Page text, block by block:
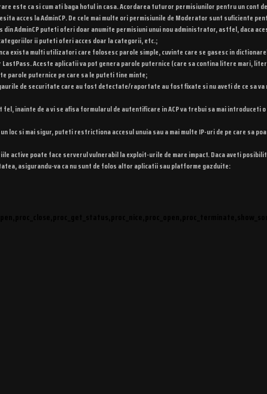
este ca si cum ati baga hotul in casa. Acordarea tuturor permisiunilor pentru un
acces la AdminCP. De cele mai multe ori permisiunile de Moderator sunt suficiente
AdminCP puteti oferi doar anumite permisiuni unui nou administrator, astfel, daca
ii puteti oferi acces doar la categorii, etc.;
exista multi utilizatori care folosesc parole simple, cuvinte care se gasesc in
Aceste aplicatii va pot genera parole puternice (care sa contina litere mari,
parole puternice pe care sa le puteti tine minte;
de securitate care au fost detectate/raportate au fost fixate si nu aveti de ce sa va
inainte de a vi se afisa formularul de autentificare in ACP va trebui sa mai introduceti
loc si mai sigur, puteti restrictiona accesul unuia sau a mai multe IP-uri de pe care sa
active poate face serverul vulnerabil la exploit-urile de mare impact. Daca aveti
asigurandu-va ca nu sunt de folos altor aplicatii sau platforme gazduite: